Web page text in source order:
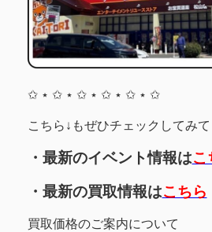
✩ ⋆ ✩ ⋆ ✩ ⋆ ✩ ⋆ ✩ ⋆ ✩
こちら↓もぜひチェックしてみ
・最新のイベント情報はこ
・最新の買取情報はこちら
買取価格のご案内について